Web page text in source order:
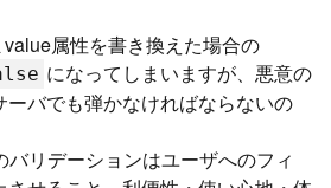
属性を書き換えた場合の
になってしまいますが、悪意の
ーバでも弾かなければならないの
リデーションはユーザへのフィ